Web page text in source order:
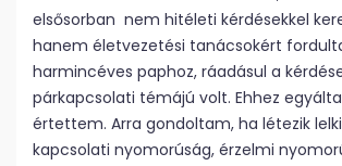
elsősorban nem hitéleti kérdésekkel
hanem életvezetési tanácsokért
harmincéves paphoz, ráadásul a
párkapcsolati témájú volt. Ehhez
értettem. Arra gondoltam, ha létezik
kapcsolati nyomorúság, érzelmi